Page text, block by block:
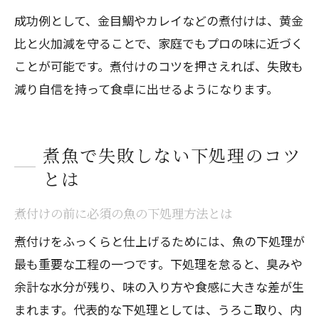
成功例として、金目鯛やカレイなどの煮付けは、黄金
比と火加減を守ることで、家庭でもプロの味に近づく
ことが可能です。煮付けのコツを押さえれば、失敗も
減り自信を持って食卓に出せるようになります。
煮魚で失敗しない下処理のコツ
とは
煮付けの前に必須の魚の下処理方法とは
煮付けをふっくらと仕上げるためには、魚の下処理が
最も重要な工程の一つです。下処理を怠ると、臭みや
余計な水分が残り、味の入り方や食感に大きな差が生
まれます。代表的な下処理としては、うろこ取り、内